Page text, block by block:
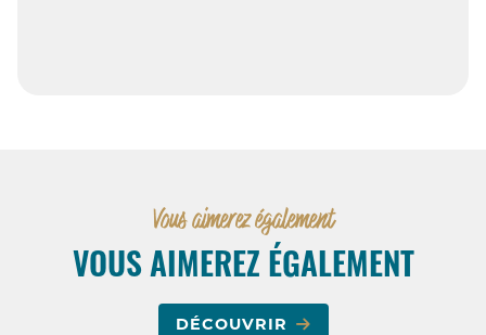
Vous aimerez également
VOUS AIMEREZ ÉGALEMENT
DÉCOUVRIR